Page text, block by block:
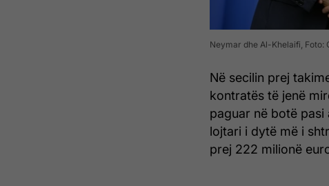
Neymar dhe Al-Khelaifi, Foto:
Në secilin prej
kontratës të jenë
paguar në botë pasi
lojtari i dytë më i
prej 222 milionë